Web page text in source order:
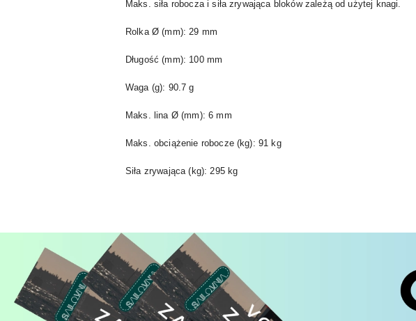
Maks. siła robocza i siła zrywająca bloków zależą od użytej knagi.
Rolka Ø (mm): 29 mm
Długość (mm): 100 mm
Waga (g): 90.7 g
Maks. lina Ø (mm): 6 mm
Maks. obciążenie robocze (kg): 91 kg
Siła zrywająca (kg): 295 kg